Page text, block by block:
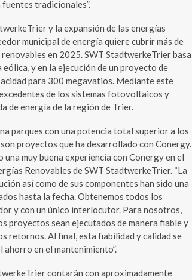
tradicionales”.
y la expansión de las energías
municipal de energía quiere cubrir más de
en 2025. SWT StadtwerkeTrier basa
y en la ejecución de un proyecto de
para 300 megavatios. Mediante este
de los sistemas fotovoltaicos y
de energía de la región de Trier.
parques con una potencia total superior a los
proyectos que ha desarrollado con Conergy.
muy buena experiencia con Conergy en el
Renovables de SWT StadtwerkeTrier. “La
así como de sus componentes han sido una
hasta la fecha. Obtenemos todos los
y con un único interlocutor. Para nosotros,
proyectos sean ejecutados de manera fiable y
retornos. Al final, esta fiabilidad y calidad se
en el mantenimiento”.
contarán con aproximadamente